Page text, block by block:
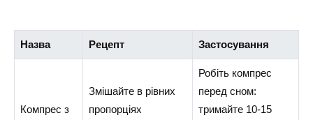
Назва Рецепт Застосування
Компрес з
Змішайте в рівних
пропорціях
Робіть компрес
перед сном:
тримайте 10-15